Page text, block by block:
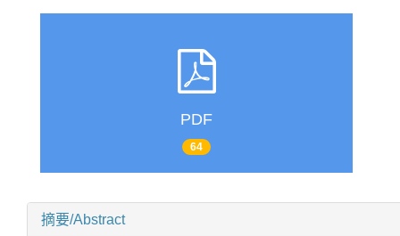
PDF
64
摘要/Abstract